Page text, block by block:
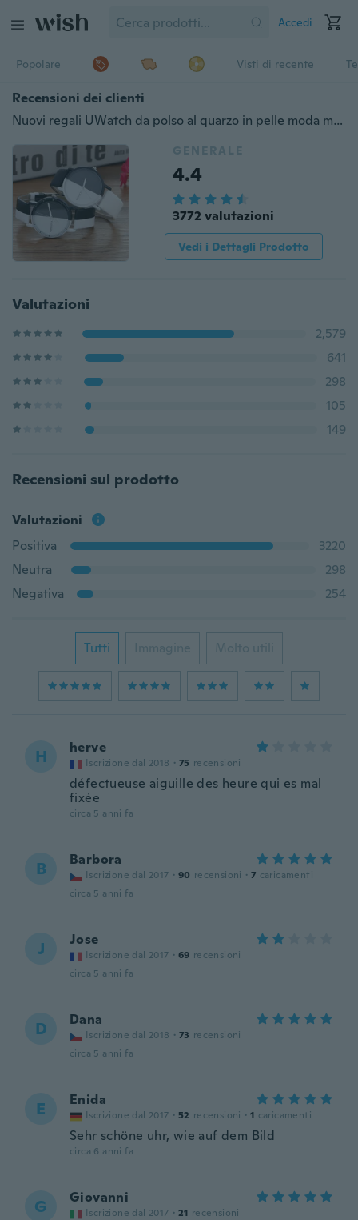
Accedi
Popolare Visti di recente
Recensioni dei clienti
Nuovi regali UWatch da polso al quarzo in pelle moda modello neutro in bianco e nero
GENERALE
4.4
3772 valutazioni
Vedi i Dettagli Prodotto
Valutazioni
2,579
641
298
105
149
Recensioni sul prodotto
Valutazioni
Positiva
3220
Neutra
298
Negativa
254
Tutti Immagine Molto utili
H herve
Iscrizione dal 2018 · 75 recensioni
défectueuse aiguille des heure qui es mal
fixée
circa 5 anni fa
B Barbora
Iscrizione dal 2017 · 90 recensioni · 7 caricamenti
circa 5 anni fa
J Jose
Iscrizione dal 2017 · 69 recensioni
circa 5 anni fa
D Dana
Iscrizione dal 2018 · 73 recensioni
circa 5 anni fa
E Enida
Iscrizione dal 2017 · 52 recensioni · 1 caricamenti
Sehr schöne uhr, wie auf dem Bild
circa 6 anni fa
G Giovanni
Iscrizione dal 2017 · 21 recensioni